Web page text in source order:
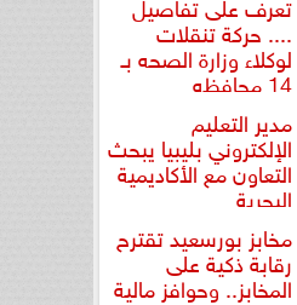
.... حركة تنقلات
لوكلاء وزارة الصحه بـ
14 محافظه
مدير التعليم
الإلكتروني بليبيا يبحث
التعاون مع الأكاديمية
البحرية
مخابز بورسعيد تقترح
رقابة ذكية على
المخابز.. وحوافز مالية